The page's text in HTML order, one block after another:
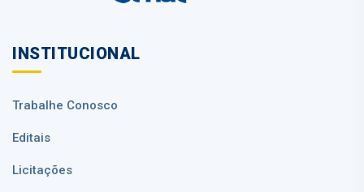
INSTITUCIONAL
Trabalhe Conosco
Editais
Licitações